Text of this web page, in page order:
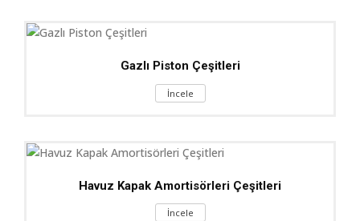
Gazlı Piston Çeşitleri
İncele
Havuz Kapak Amortisörleri Çeşitleri
İncele